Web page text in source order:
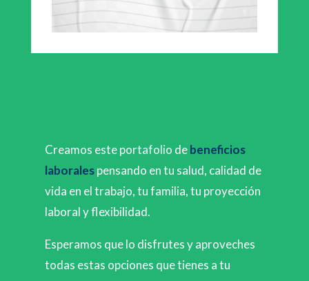
Creamos este portafolio debeneficios
laboralespensando en tu salud, calidad de
vida en el trabajo, tu familia, tu proyección
laboral y flexibilidad.
Esperamos que lo disfrutes y aproveches
todas estas opciones que tienes a tu